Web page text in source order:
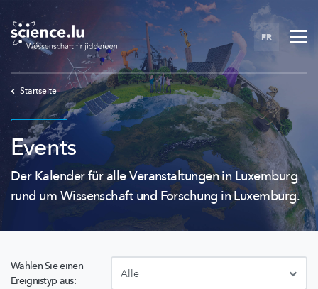
to
main
content
FR
Startseite
Events
Der Kalender für alle Veranstaltungen in Luxemburg
rund um Wissenschaft und Forschung in Luxemburg.
Wählen Sie einen
Ereignistyp aus: